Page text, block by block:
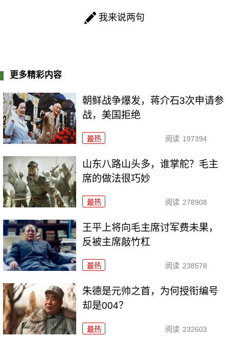
我来说两句
更多精彩内容
朝鲜战争爆发，蒋介石3次申请参
战，美国拒绝
最热 阅读 197394
山东八路山头多，谁掌舵？毛主
席的做法很巧妙
最热 阅读 278908
王平上将向毛主席讨军费未果，
反被主席敲竹杠
最热 阅读 238578
朱德是元帅之首，为何授衔编号
却是004？
最热 阅读 232603